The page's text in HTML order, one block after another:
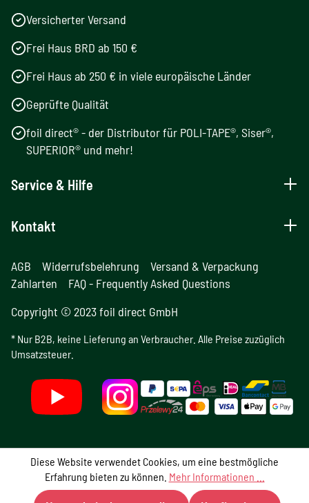
Versicherter Versand
Frei Haus BRD ab 150 €
Frei Haus ab 250 € in viele europäische Länder
Geprüfte Qualität
foil direct® - der Distributor für POLI-TAPE®, Siser®,
SUPERIOR® und mehr!
Service & Hilfe
Kontakt
AGB Widerrufsbelehrung
Versand & Verpackung
Zahlarten
FAQ - Frequently Asked Questions
Copyright © 2023 foil direct GmbH
* Nur B2B, keine Lieferung an Verbraucher. Alle Preise zuzüglich
Umsatzsteuer.
Diese Website verwendet Cookies, um eine bestmögliche
Erfahrung bieten zu können. Mehr Informationen ...